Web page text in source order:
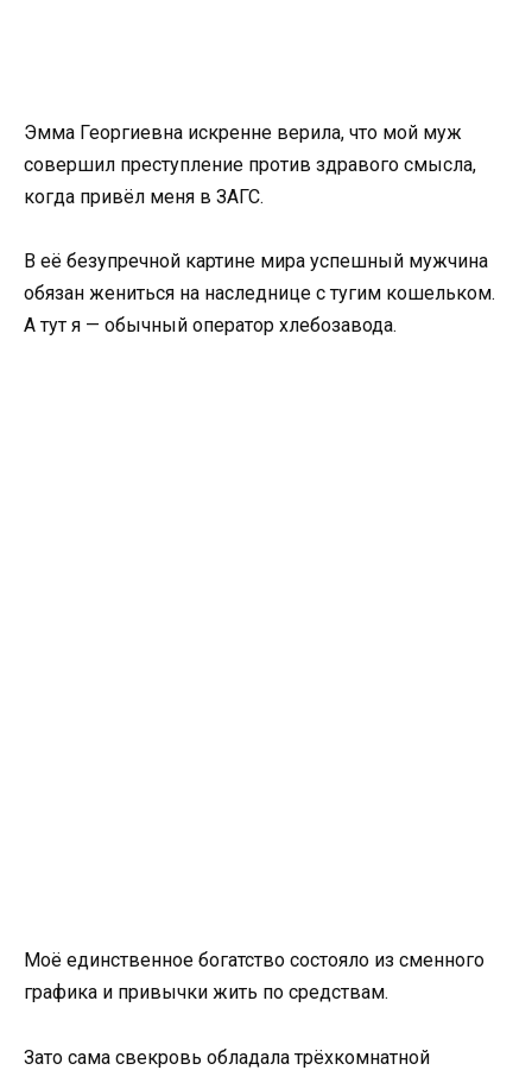
Эмма Георгиевна искренне верила, что мой муж
совершил преступление против здравого смысла,
когда привёл меня в ЗАГС.
В её безупречной картине мира успешный мужчина
обязан жениться на наследнице с тугим кошельком.
А тут я — обычный оператор хлебозавода.
Моё единственное богатство состояло из сменного
графика и привычки жить по средствам.
Зато сама свекровь обладала трёхкомнатной